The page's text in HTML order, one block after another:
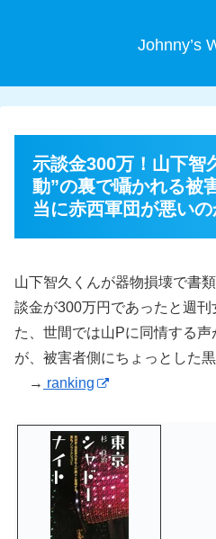
Johnny’s
示談金300万！山下智
動”の裏で囁かれる被
当に赤西軍団が悪い
山下智久くんが器物損壊で書
談金が300万円であったと週刊
た、世間では山Pに同情する
が、被害者側にちょっとした
→ ranking